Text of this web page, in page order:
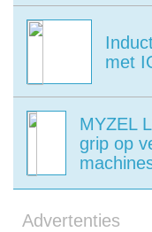
met
MYZEL
grip op
Advertenties